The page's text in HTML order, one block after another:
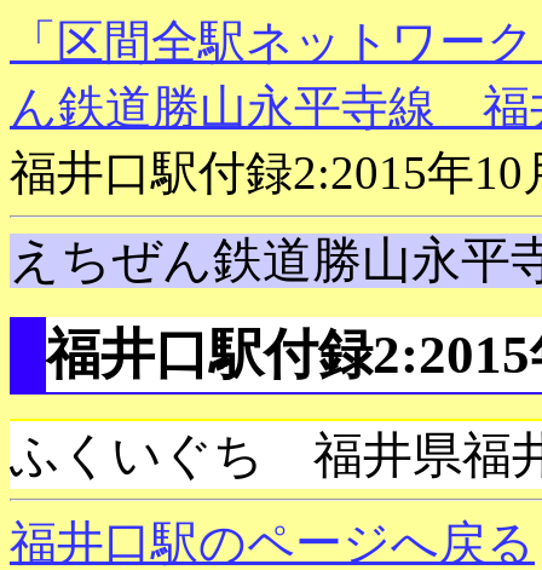
「区間全駅ネットワー
ん鉄道勝山永平寺線 福
福井口駅付録2:2015年
えちぜん鉄道勝山永
福井口駅付録
ふくいぐち 福井県福
福井口駅のページへ戻る